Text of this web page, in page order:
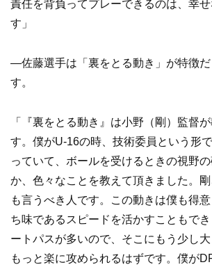
責任を背負ってプレーできるのは、幸
す」
―佐藤選手は「裏をとる動き」が特徴だ
す。
「『裏をとる動き』は小野（剛）監督
す。僕がU-16の時、技術委員という形
っていて、ボールを受けるときの視野
か、色々なことを教えて頂きました。
も言うべき人です。この動きは僕も得
ち味であるスピードを活かすこともで
ートパスが多いので、そこにもう少し
もっと楽に攻められるはずです。僕が